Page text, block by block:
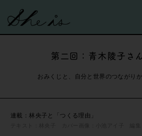
第二回：青木陵子さ
おみくじと、自分と世界のつながり
連載：林央子と「つくる理由」